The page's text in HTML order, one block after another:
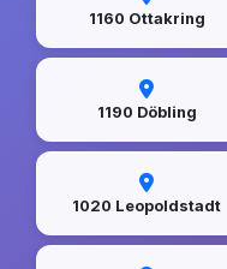
1160 Ottakring
1190 Döbling
1020 Leopoldstadt